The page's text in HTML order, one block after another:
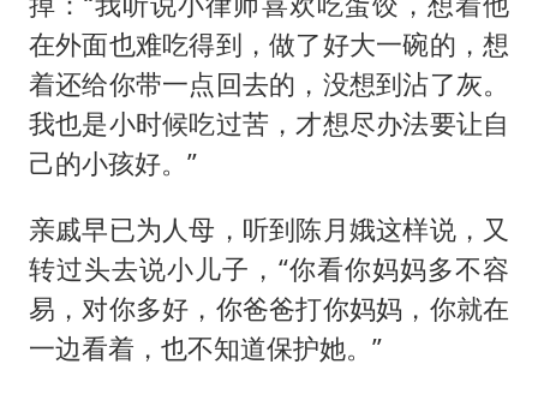
在外面也难吃得到，做了好大一碗的，想
着还给你带一点回去的，没想到沾了灰。
我也是小时候吃过苦，才想尽办法要让自
己的小孩好。”
亲戚早已为人母，听到陈月娥这样说，又
转过头去说小儿子，“你看你妈妈多不容
易，对你多好，你爸爸打你妈妈，你就在
一边看着，也不知道保护她。”